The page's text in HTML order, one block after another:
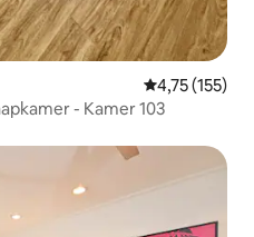
Gemiddelde
4,75 (155)
- Kamer 103